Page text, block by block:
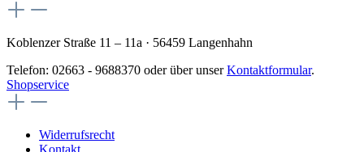
Koblenzer Straße 11 – 11a · 56459 Langenhahn
Telefon: 02663 - 9688370 oder über unserKontaktformular.
Shopservice
Widerrufsrecht
Kontakt